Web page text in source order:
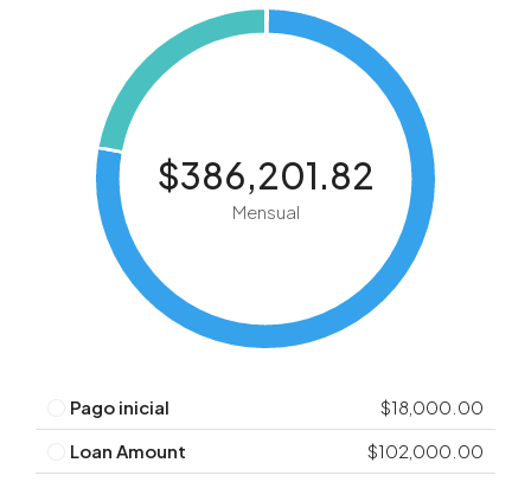
$386,201.82
Mensual
Pago inicial
$18,000.00
Loan Amount
$102,000.00